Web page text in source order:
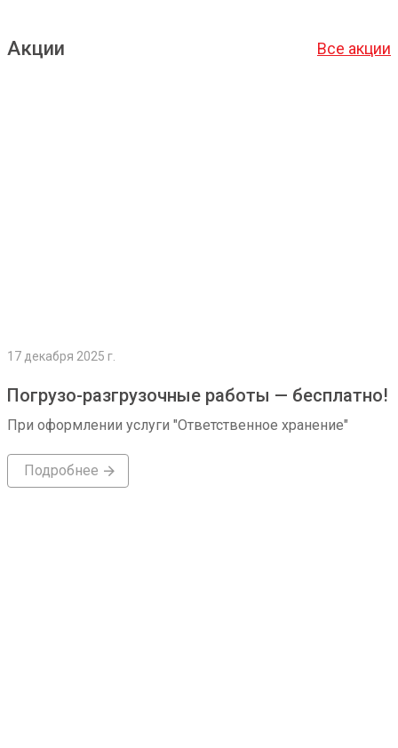
Акции Все акции
17 декабря 2025 г.
Погрузо-разгрузочные работы — бесплатно!
При оформлении услуги "Ответственное хранение"
Подробнее